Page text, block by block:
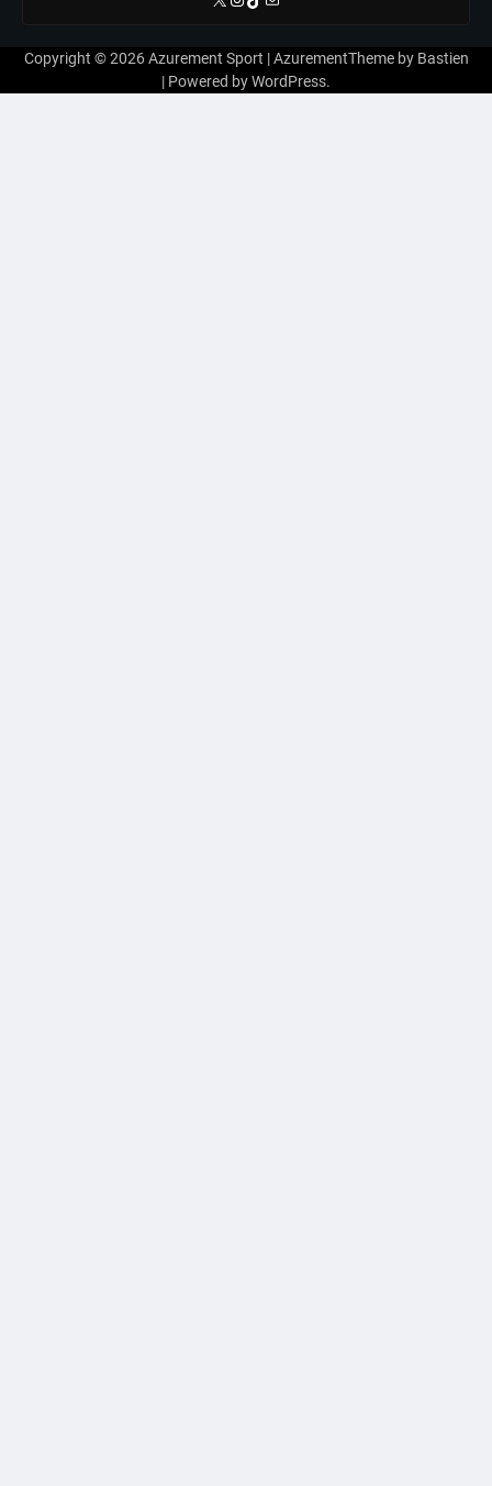
Copyright © 2026Azurement Sport | AzurementTheme by Bastien
| Powered byWordPress.